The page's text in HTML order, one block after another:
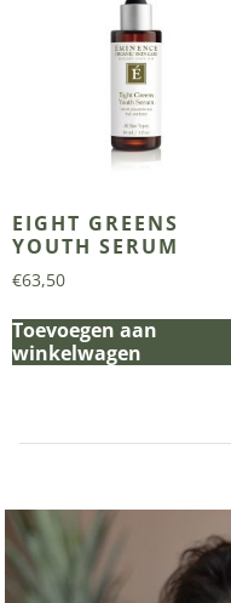
EIGHT GREENS
YOUTH SERUM
€63,50
Toevoegen aan
winkelwagen